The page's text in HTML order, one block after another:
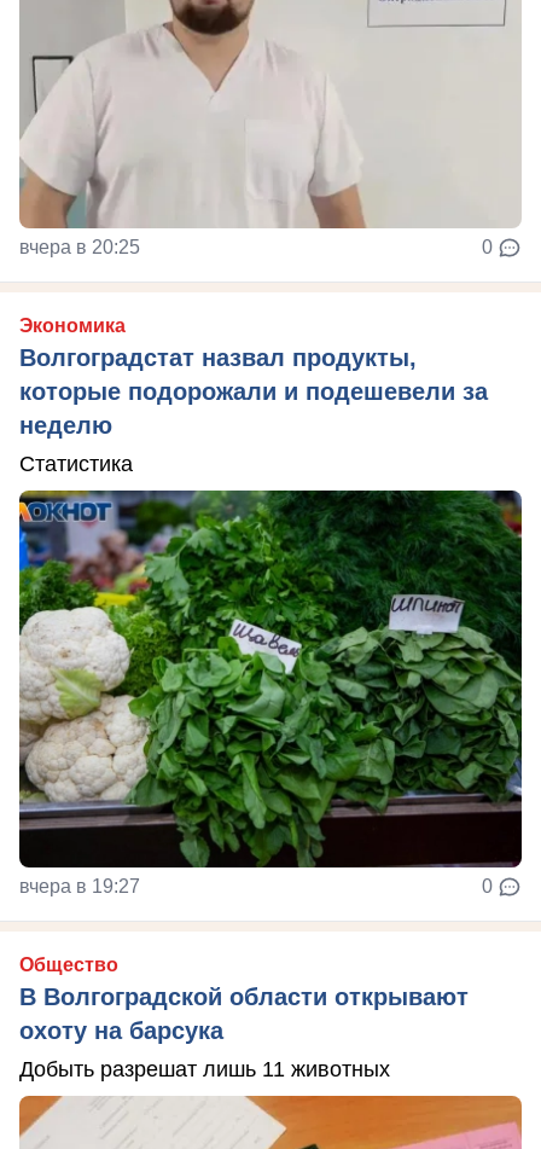
вчера в 20:25 0
Экономика
Волгоградстат назвал продукты,
которые подорожали и подешевели за
неделю
Статистика
вчера в 19:27 0
Общество
В Волгоградской области открывают
охоту на барсука
Добыть разрешат лишь 11 животных